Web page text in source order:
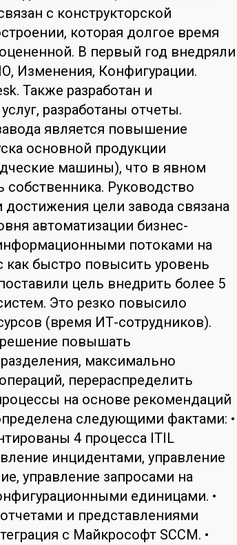
с конструкторской
которая долгое время
В первый год внедряли
Изменения, Конфигурации.
Также разработан и
разработаны отчеты.
является повышение
основной продукции
машины), что в явном
Руководство
достижения цели завода связана
автоматизации бизнес-
потоками на
как быстро повысить уровень
цель внедрить более 5
Это резко повысило
(время ИТ-сотрудников).
повышать
максимально
перераспределить
на основе рекомендаций
следующими фактами: •
4 процесса ITIL
инцидентами, управление
управление запросами на
единицами. •
и представлениями
с Майкрософт SCCM. •